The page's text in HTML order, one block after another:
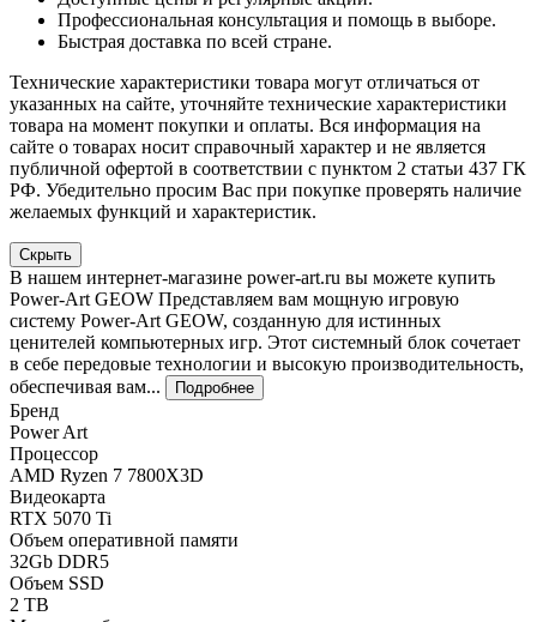
Профессиональная консультация и помощь в выборе.
Быстрая доставка по всей стране.
Технические характеристики товара могут отличаться от
указанных на сайте, уточняйте технические характеристики
товара на момент покупки и оплаты. Вся информация на
сайте о товарах носит справочный характер и не является
публичной офертой в соответствии с пунктом 2 статьи 437 ГК
РФ. Убедительно просим Вас при покупке проверять наличие
желаемых функций и характеристик.
Скрыть
В нашем интернет-магазине power-art.ru вы можете купить
Power-Art GEOW Представляем вам мощную игровую
систему Power-Art GEOW, созданную для истинных
ценителей компьютерных игр. Этот системный блок сочетает
в себе передовые технологии и высокую производительность,
обеспечивая вам...
Подробнее
Бренд
Power Art
Процессор
AMD Ryzen 7 7800X3D
Видеокарта
RTX 5070 Ti
Объем оперативной памяти
32Gb DDR5
Объем SSD
2 TB